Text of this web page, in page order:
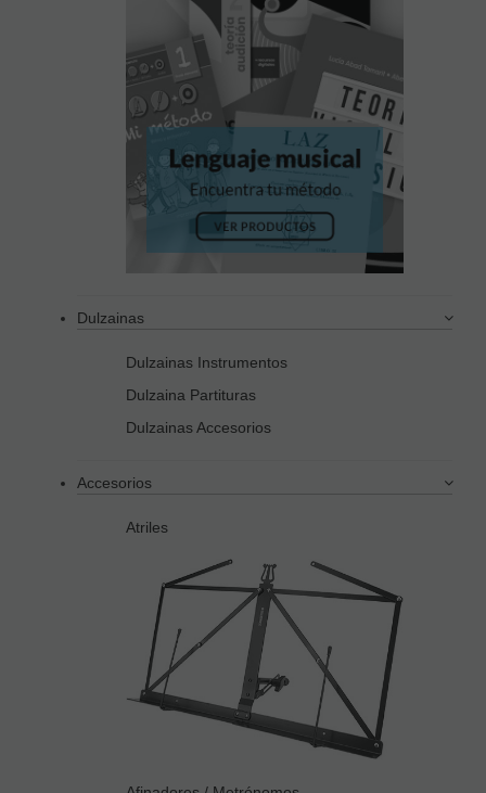
Dulzainas
Dulzainas Instrumentos
Dulzaina Partituras
Dulzainas Accesorios
Accesorios
Atriles